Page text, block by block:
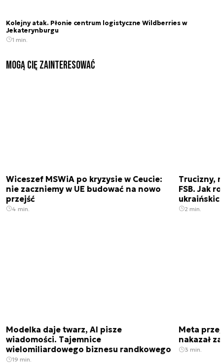
Kolejny atak. Płonie centrum logistyczne Wildberries w
Jekaterynburgu
1 min.
Mogą Cię zainteresować
Wiceszef MSWiA po kryzysie w Ceucie:
nie zaczniemy w UE budować na nowo
przejść
4 min.
Trucizny,
FSB. Jak
2 min.
Modelka daje twarz, AI pisze
wiadomości. Tajemnice
wielomiliardowego biznesu randkowego
19 min.
Meta
nakazał
3 min.